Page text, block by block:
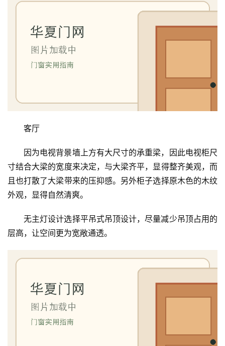
客厅
因为电视背景墙上方有大尺寸的承重梁，因此电视柜尺
寸结合大梁的宽度来决定，与大梁齐平，显得整齐美观，而
且也打散了大梁带来的压抑感。另外柜子选择原木色的木纹
外观，显得自然清爽。
无主灯设计选择平吊式吊顶设计，尽量减少吊顶占用的
层高，让空间更为宽敞通透。